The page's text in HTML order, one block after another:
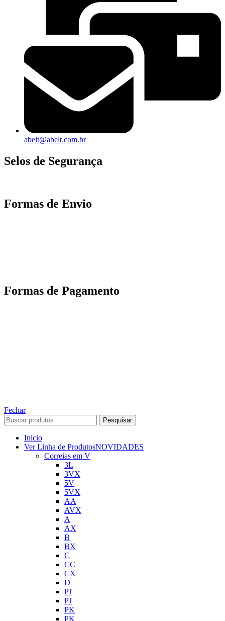
abelt@abelt.com.br
Selos de Segurança
Formas de Envio
Formas de Pagamento
Fechar
Pesquisar
Inicio
Ver Linha de ProdutosNOVIDADES
Correias em V
3L
3VX
5V
5VX
AA
AVX
A
AX
B
BX
C
CC
CX
D
PJ
PJ
PK
PK